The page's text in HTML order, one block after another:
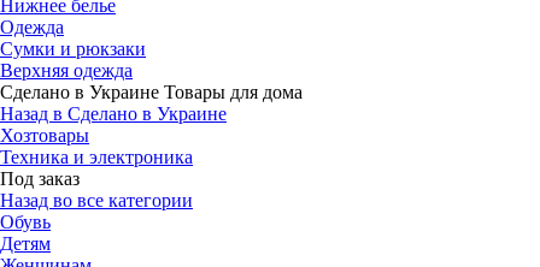
Нижнее белье
Одежда
Сумки и рюкзаки
Верхняя одежда
Сделано в Украине Товары для дома
Назад в Сделано в Украине
Хозтовары
Техника и электроника
Под заказ
Назад во все категории
Обувь
Детям